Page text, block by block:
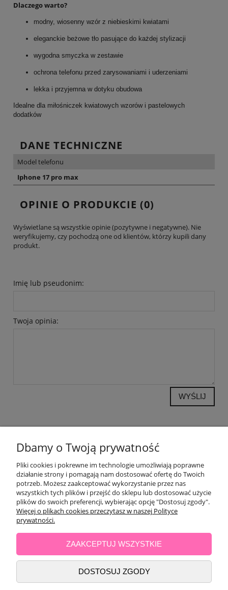
Dlaczego warto?
modny, wiosenny wzór z niebieskimi kwiatami
eleganckie beżowe tło pasujące do każdej stylizacji
wygodna smyczka w zestawie
ochrona telefonu przed zarysowaniami i uderzeniami
lekka i przyjemna w dotyku obudowa
Idealne dla miłośniczek kwiatowych wzorów i pastelowych
dodatków
DANE TECHNICZNE
Model telefonu
Iphone 17 pro max
OPINIE O PRODUKCIE (0)
Wyświetlane są wszystkie opinie (pozytywne i negatywne). Nie
weryfikujemy, czy pochodzą one od klientów, którzy kupili dany
produkt.
Imię lub pseudonim:
Twoja opinia:
WYŚLIJ
OPINIE KLIENTÓW
MOJE KONTO
INFORMACJE
O NAS
Dbamy o Twoją prywatność
Pliki cookies i pokrewne im technologie umożliwiają poprawne
działanie strony i pomagają nam dostosować ofertę do Twoich
potrzeb. Możesz zaakceptować wykorzystanie przez nas
wszystkich tych plików i przejść do sklepu lub dostosować użycie
plików do swoich preferencji, wybierając opcję "Dostosuj zgody".
Więcej o plikach cookies przeczytasz w naszej Polityce
prywatności.
ZAAKCEPTUJ WSZYSTKIE
DOSTOSUJ ZGODY